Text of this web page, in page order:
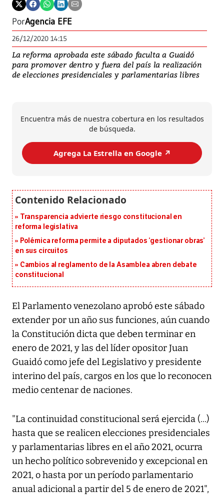
PorAgencia EFE
26/12/2020 14:15
La reforma aprobada este sábado faculta a Guaidó
para promover dentro y fuera del país la realización
de elecciones presidenciales y parlamentarias libres
Encuentra más de nuestra cobertura en los resultados
de búsqueda.
Agrega La Estrella en Google ↗️
Transparencia advierte riesgo constitucional en
reforma legislativa
Polémica reforma permite a diputados ‘gestionar obras’
en sus circuitos
Cambios al reglamento de la Asamblea abren debate
constitucional
El Parlamento venezolano aprobó este sábado
extender por un año sus funciones, aún cuando
la Constitución dicta que deben terminar en
enero de 2021, y las del líder opositor Juan
Guaidó como jefe del Legislativo y presidente
interino del país, cargos en los que lo reconocen
medio centenar de naciones.
"La continuidad constitucional será ejercida (...)
hasta que se realicen elecciones presidenciales
y parlamentarias libres en el año 2021, ocurra
un hecho político sobrevenido y excepcional en
2021, o hasta por un período parlamentario
anual adicional a partir del 5 de enero de 2021",